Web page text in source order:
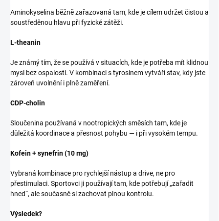
Aminokyselina běžně zařazovaná tam, kde je cílem udržet čistou a
soustředěnou hlavu při fyzické zátěži.
L-theanin
Je známý tím, že se používá v situacích, kde je potřeba mít klidnou
mysl bez ospalosti. V kombinaci s tyrosinem vytváří stav, kdy jste
zároveň uvolnění i plně zaměření.
CDP-cholin
Sloučenina používaná v nootropických směsích tam, kde je
důležitá koordinace a přesnost pohybu — i při vysokém tempu.
Kofein + synefrin (10 mg)
Vybraná kombinace pro rychlejší nástup a drive, ne pro
přestimulaci. Sportovci ji používají tam, kde potřebují „zařadit
hned“, ale současně si zachovat plnou kontrolu.
Výsledek?